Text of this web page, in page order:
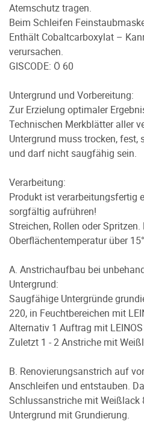
Atemschutz tragen.
Beim Schleifen
Enthält Cobaltcarboxylat –
verursachen.
GISCODE: Ö 60
Untergrund und Vorbereitung:
Zur Erzielung optimaler
Technischen Merkblätter aller
Untergrund muss trocken, fest,
und darf nicht saugfähig sein.
Verarbeitung:
Produkt ist verarbeitungsfertig
sorgfältig aufrühren!
Streichen, Rollen oder Spritzen.
Oberflächentemperatur über
A. Anstrichaufbau bei
Untergrund:
Saugfähige Untergründe
220, in Feuchtbereichen mit
Alternativ 1 Auftrag mit
Zuletzt 1 - 2 Anstriche mit
B. Renovierungsanstrich auf
Anschleifen und entstauben.
Schlussanstriche mit Weißlack
Untergrund mit Grundierung.